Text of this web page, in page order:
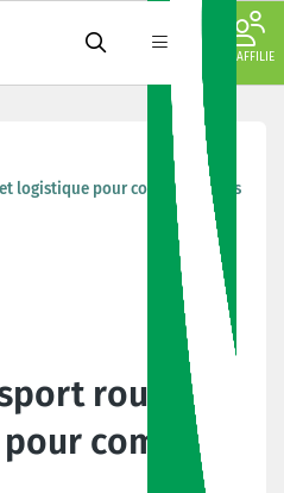
JE M'AFFILIE
logistique pour compte de tiers
routier
compte